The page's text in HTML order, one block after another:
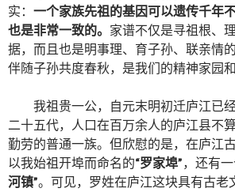
实： 一个家族先祖的基因可以遗传千年
也是非常一致的。 家谱不仅是寻祖根、
据，而且也是明事理、育子孙、联亲情
伴随子孙共度春秋，是我们的精神家园和
我祖贵一公，自元末明初迁庐江已
二十五代，人口在百万余人的庐江县不
勤劳的普通一族。但欣慰的是，在庐江
以我始祖开埠而命名的“罗家埠”，还有
河镇”。可见，罗姓在庐江这块具有古老